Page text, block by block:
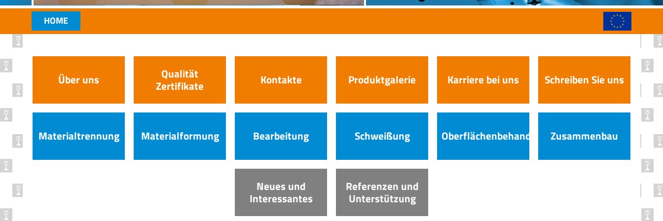
HOME
Über uns Qualität
Zertifikate Kontakte Produktgalerie Karriere bei uns Schreiben Sie uns
Materialtrennung Materialformung Bearbeitung Schweißung OberflächenbehandlungZusammenbau
Neues und
Interessantes
Referenzen und
Unterstützung